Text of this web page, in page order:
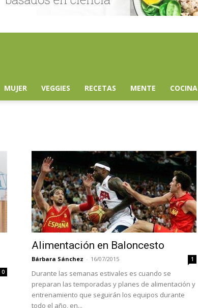
MUJER VEGGIES RECETAS MENTE COCINA
0
Alimentación en Baloncesto
Bárbara Sánchez - 16/07/2015 1
Durante las semanas estivales es cuando se
preparan las temporadas y planes de alimentación y
entrenamiento que seguirán los equipos durante
todo el año, en...